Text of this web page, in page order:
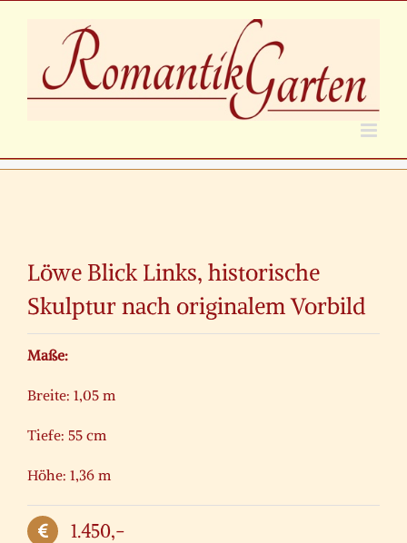
Bild
Löwe Blick Links, historische
Skulptur nach originalem Vorbild
Maße:
Breite: 1,05 m
Tiefe: 55 cm
Höhe: 1,36 m
1.450,-